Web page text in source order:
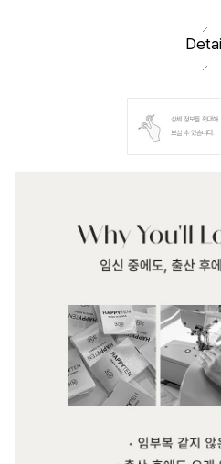
상세 정보를 확대해
보실 수 있습니다.